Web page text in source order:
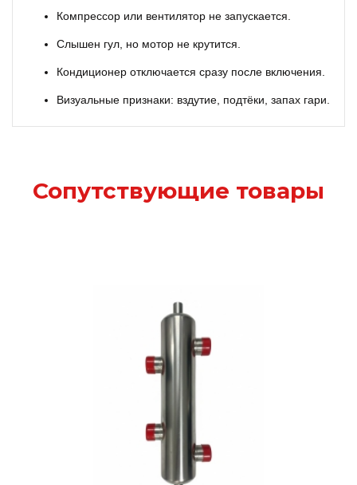
Компрессор или вентилятор не запускается.
Слышен гул, но мотор не крутится.
Кондиционер отключается сразу после включения.
Визуальные признаки: вздутие, подтёки, запах гари.
Сопутствующие товары